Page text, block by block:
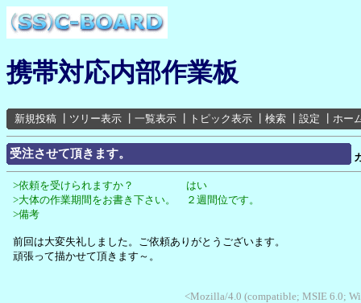
携帯対応内部作業板
新規投稿 ツリー表示 一覧表示 トピック表示 検索 設定 ホー
受注させて頂きます。
>依頼を受けられますか？ はい
>大体の作業期間をお書き下さい。 ２週間位です。
>備考
前回は大変失礼しました。ご依頼ありがとうございます。
頑張って描かせて頂きます～。
<Mozilla/4.0 (compatible; MSIE 6.0;